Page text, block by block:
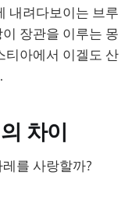
내려다보이는 브루
장관을 이루는 몽
티아에서 이겔도 산
차이
를 사랑할까?